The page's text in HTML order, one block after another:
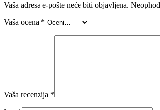
Vaša adresa e-pošte neće biti objavljena.
Vaša ocena *
Vaša recenzija *